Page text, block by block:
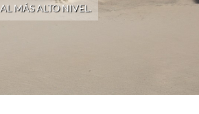
AL MÁS ALTO NIVEL.